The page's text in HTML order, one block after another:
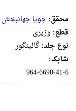
محقق:جویا جهانبخش
قطع: وزيرى
نوع جلد:گالینگور
شابک:
‎964-6690-41-6